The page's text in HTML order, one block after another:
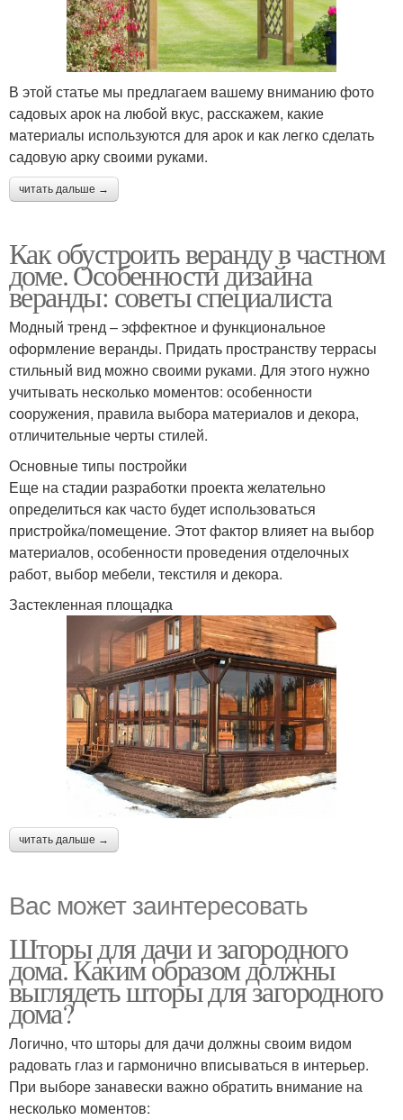
В этой статье мы предлагаем вашему вниманию фото
садовых арок на любой вкус, расскажем, какие
материалы используются для арок и как легко сделать
садовую арку своими руками.
читать дальше →
Как обустроить веранду в частном
доме. Особенности дизайна
веранды: советы специалиста
Модный тренд – эффектное и функциональное
оформление веранды. Придать пространству террасы
стильный вид можно своими руками. Для этого нужно
учитывать несколько моментов: особенности
сооружения, правила выбора материалов и декора,
отличительные черты стилей.
Основные типы постройки
Еще на стадии разработки проекта желательно
определиться как часто будет использоваться
пристройка/помещение. Этот фактор влияет на выбор
материалов, особенности проведения отделочных
работ, выбор мебели, текстиля и декора.
Застекленная площадка
читать дальше →
Вас может заинтересовать
Шторы для дачи и загородного
дома. Каким образом должны
выглядеть шторы для загородного
дома?
Логично, что шторы для дачи должны своим видом
радовать глаз и гармонично вписываться в интерьер.
При выборе занавески важно обратить внимание на
несколько моментов: